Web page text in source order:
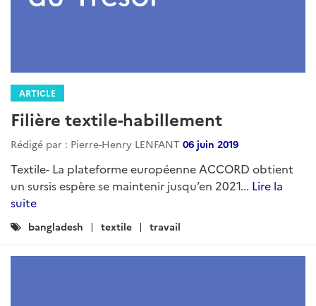
ARTICLE
Filière textile-habillement
Rédigé par : Pierre-Henry LENFANT 06 juin 2019
Textile- La plateforme européenne ACCORD obtient
un sursis espère se maintenir jusqu’en 2021... Lire la
suite
Catégories
bangladesh textile travail